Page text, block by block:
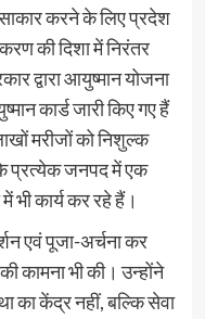
करने के लिए प्रदेश
की दिशा में निरंतर
द्वारा आयुष्मान योजना
कार्ड जारी किए गए हैं
मरीजों को निशुल्क
के प्रत्येक जनपद में एक
कार्य कर रहे हैं।
एवं पूजा-अर्चना कर
कामना भी की। उन्होंने
का केंद्र नहीं, बल्कि सेवा